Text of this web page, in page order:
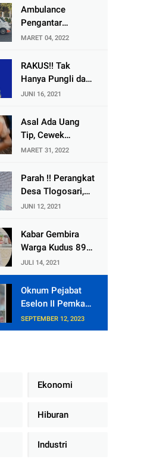
Ambulance
Pengantar
Jenazah Kepala
Mengalami
Kecelakaan
MARET 04, 2022
RAKUS!! Tak
Hanya Pungli dan
Dana Bedah
Diembat, ,
Perangkat Desa
Selewengkan
Bantuan Mushola
JUNI 16, 2021
Asal Ada Uang
Tip, Cewek
Pemandu Karaoke
Bersedia Bugil
MARET 31, 2022
Parah !! Perangkat
Desa Tlogosari,
Kecamatan
Embat Dana Bedah
Rumah dari
JUNI 12, 2021
Kabar Gembira
Warga Kudus 89
Persen RT di
Kudus Zona Hijau
JULI 14, 2021
Oknum Pejabat
Eselon II Pemkab
Lampung Utara
Asik Ngobrol
Dinas
SEPTEMBER 12, 2023
Ekonomi
Hiburan
Industri